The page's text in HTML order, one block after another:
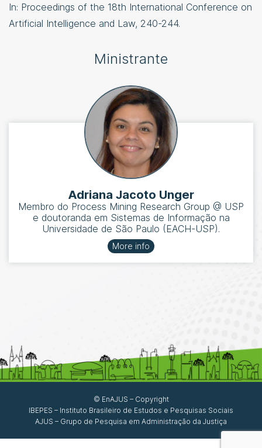
In: Proceedings of the 18th International Conference on
Artificial Intelligence and Law, 240-244.
Ministrante
Adriana Jacoto Unger
Membro do Process Mining Research Group @ USP
e doutoranda em Sistemas de Informação na
Universidade de São Paulo (EACH-USP).
More info
© EnAJUS – Copyright
IBEPES – Instituto Brasileiro de Estudos e Pesquisas Sociais
AJUS – Grupo de Pesquisa em Administração da Justiça